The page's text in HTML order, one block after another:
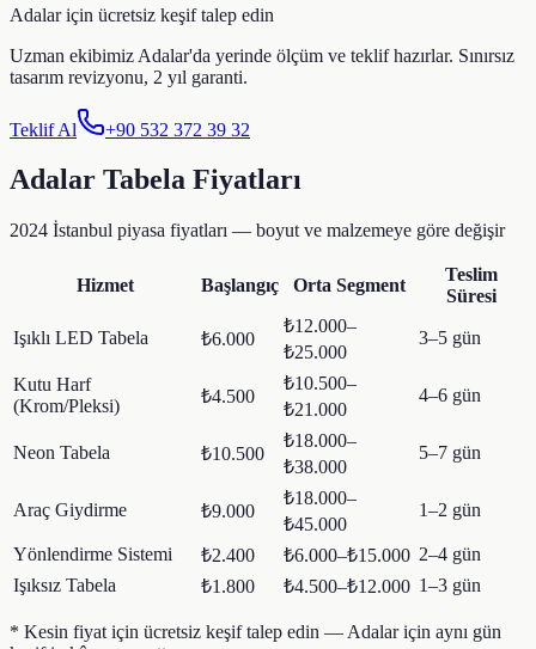
Adalariçin ücretsiz keşif talep edin
Uzman ekibimiz Adalar'da yerinde ölçüm ve teklif hazırlar. Sınırsız
tasarım revizyonu, 2 yıl garanti.
Teklif Al +90 532 372 39 32
Adalar Tabela Fiyatları
2024 İstanbul piyasa fiyatları — boyut ve malzemeye göre değişir
Hizmet Başlangıç Orta Segment
Teslim
Süresi
Işıklı LED Tabela ₺6.000
₺12.000–
₺25.000
3–5 gün
Kutu Harf
(Krom/Pleksi)
₺4.500
₺10.500–
₺21.000
4–6 gün
Neon Tabela ₺10.500
₺18.000–
₺38.000
5–7 gün
Araç Giydirme ₺9.000
₺18.000–
₺45.000
1–2 gün
Yönlendirme Sistemi ₺2.400 ₺6.000–₺15.000 2–4 gün
Işıksız Tabela
₺1.800 ₺4.500–₺12.000 1–3 gün
* Kesin fiyat için ücretsiz keşif talep edin — Adalariçin aynı gün